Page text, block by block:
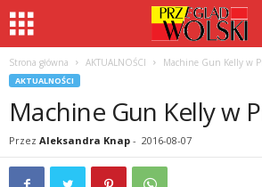
Strona główna AKTUALNOŚCI Machine Gun Kelly w
AKTUALNOŚCI
Machine Gun Kelly w
Przez Aleksandra Knap - 2016-08-07